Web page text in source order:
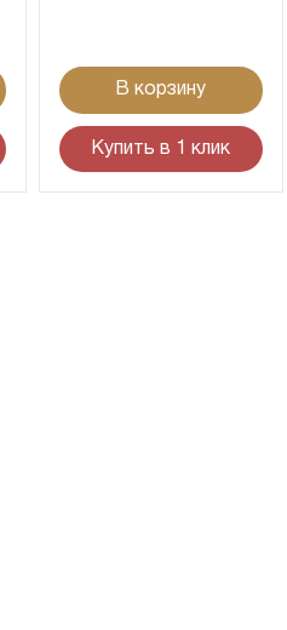
В корзину
Купить в 1 клик